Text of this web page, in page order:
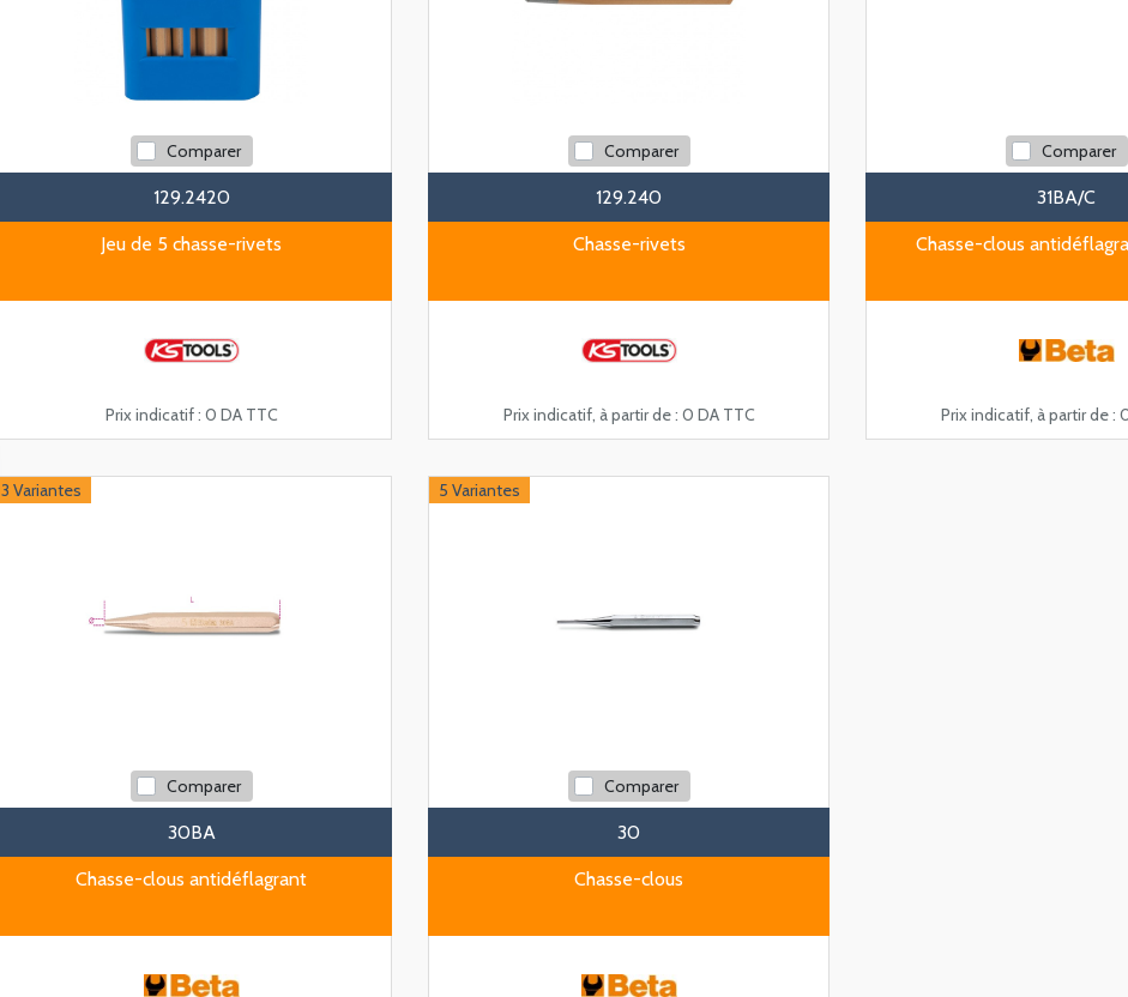
Comparer
129.2420
Jeu de 5 chasse-rivets
Prix indicatif : 0 DA TTC
Comparer
129.240
Chasse-rivets
Prix indicatif, à partir de : 0 DA TTC
Comparer
31BA/C
Chasse-clous
Prix indicatif, à partir de :
3 Variantes
Comparer
30BA
Chasse-clous antidéflagrant
5 Variantes
Comparer
30
Chasse-clous